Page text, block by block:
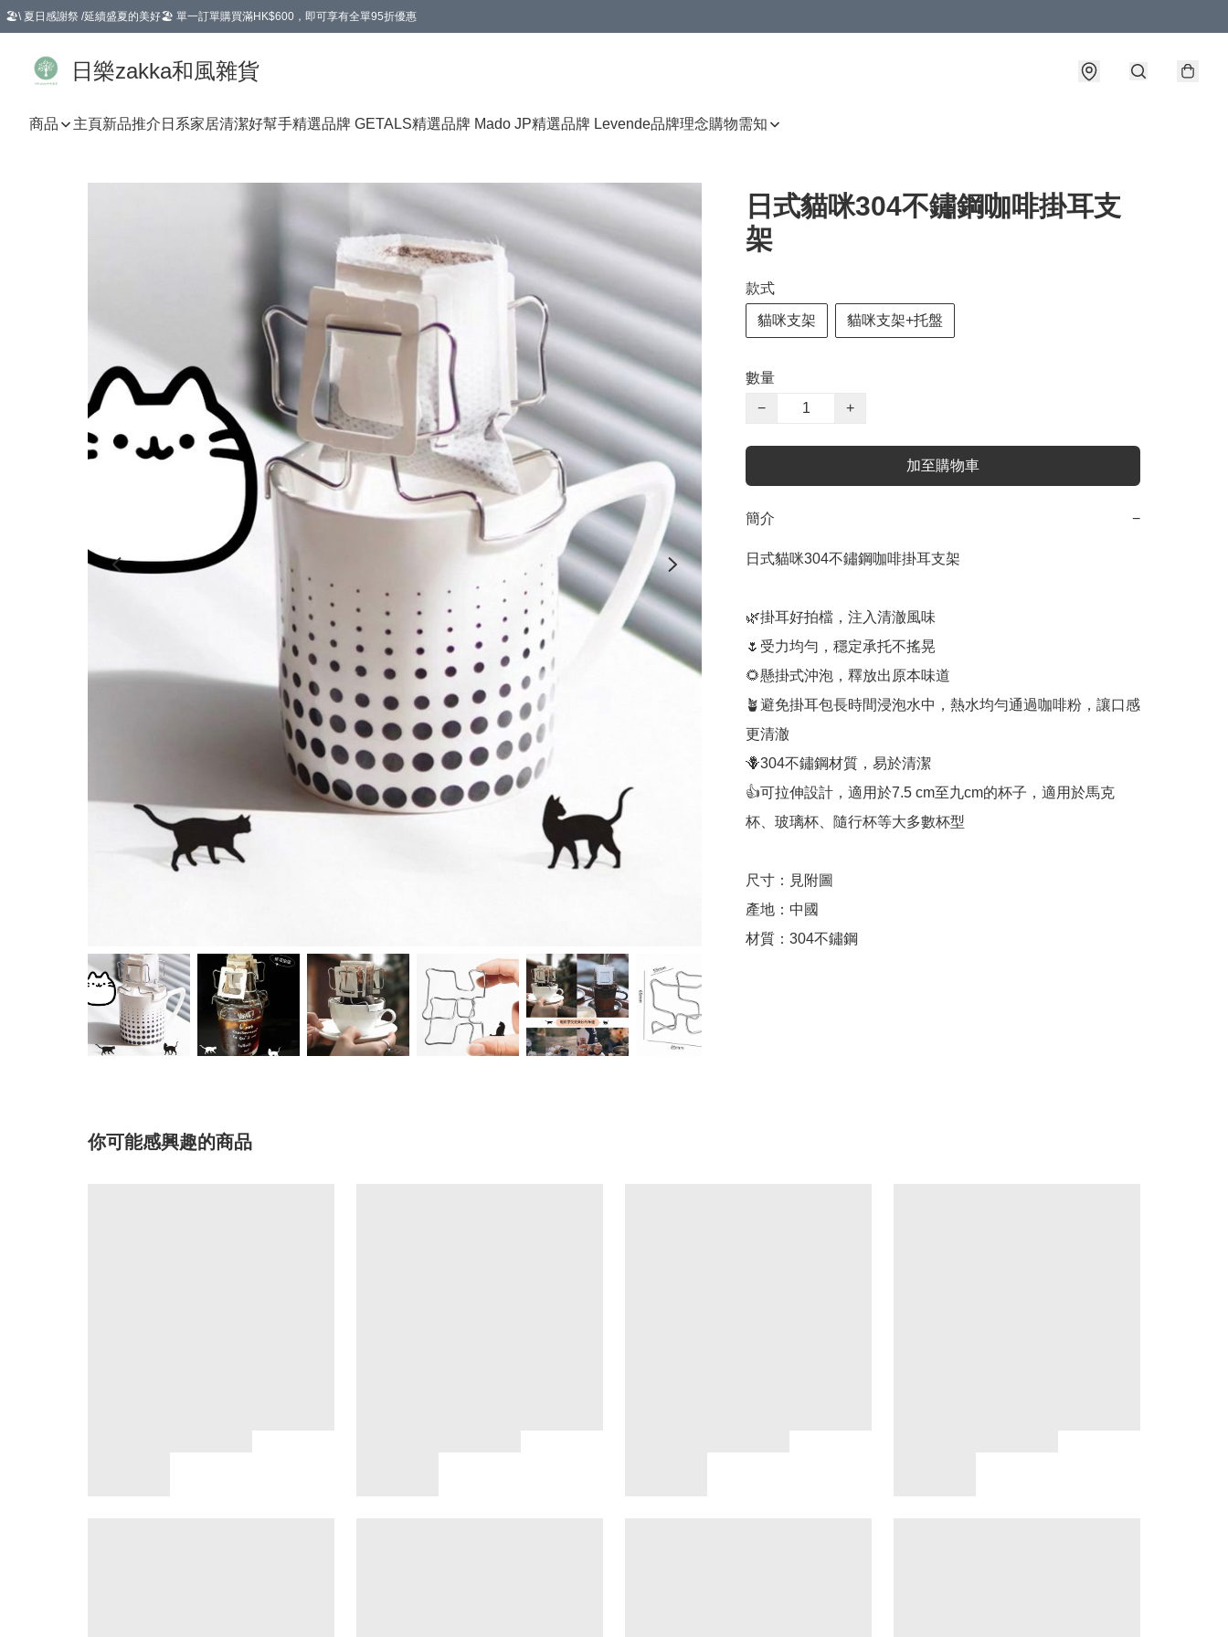
🏖️\ 夏日感謝祭 /延續盛夏的美好🏖️ 單一訂單購買滿HK$600，即可享有全單95折優惠
日樂zakka和風雜貨
商品 主頁新品推介 日系家居清潔好幫手精選品牌 GETALS精選品牌 Mado JP精選品牌 Levende品牌理念購物需知
日式貓咪304不鏽鋼咖啡掛耳支
架
款式
貓咪支架 貓咪支架+托盤
數量
−
+
加至購物車
簡介 −
日式貓咪304不鏽鋼咖啡掛耳支架
🌿掛耳好拍檔，注入清澈風味
🌷受力均勻，穩定承托不搖晃
🌻懸掛式沖泡，釋放出原本味道
🪴避免掛耳包長時間浸泡水中，熱水均勻通過咖啡粉，讓口感
更清澈
🪻304不鏽鋼材質，易於清潔
👍可拉伸設計，適用於7.5 cm至九cm的杯子，適用於馬克
杯、玻璃杯、隨行杯等大多數杯型
尺寸：見附圖
產地：中國
材質：304不鏽鋼
你可能感興趣的商品